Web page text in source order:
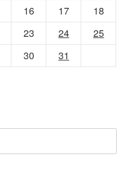
16 17
18
23 24
25
30 31